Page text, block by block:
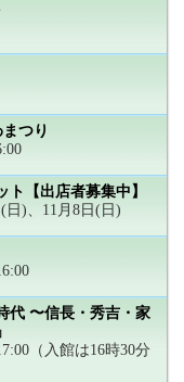
つり
【出店者募集中】
日)、11月8日(日)
代 〜信長・秀吉・家
（入館は16時30分